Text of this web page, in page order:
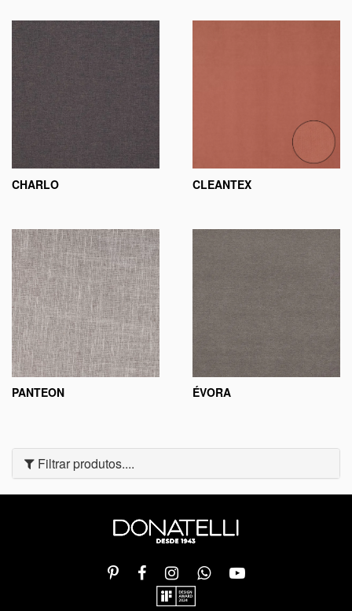
CHARLO CLEANTEX
PANTEON ÉVORA
Filtrar produtos....